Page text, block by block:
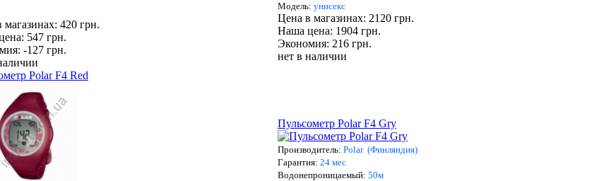
магазинах: 420 грн.
547 грн.
-127 грн.
Модель: унисекс
Цена в магазинах: 2120 грн.
Наша цена: 1904 грн.
Экономия: 216 грн.
нет в наличии
Polar F4 Red
Пульсометр Polar F4 Gry
Производитель: Polar (Финляндия)
Гарантия: 24 мес
Водонепроницаемый: 50м